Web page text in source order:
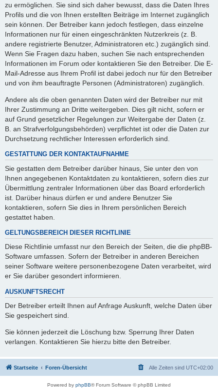
zu ermöglichen. Sie sind sich daher bewusst, dass die Daten Ihres
Profils und die von Ihnen erstellten Beiträge im Internet zugänglich
sein können. Der Betreiber kann jedoch festlegen, dass einzelne
Informationen nur für einen eingeschränkten Nutzerkreis (z. B.
andere registrierte Benutzer, Administratoren etc.) zugänglich sind.
Wenn Sie Fragen dazu haben, suchen Sie nach entsprechenden
Informationen im Forum oder kontaktieren Sie den Betreiber. Die E-
Mail-Adresse aus Ihrem Profil ist dabei jedoch nur für den Betreiber
und von ihm beauftragte Personen (Administratoren) zugänglich.
Andere als die oben genannten Daten wird der Betreiber nur mit
Ihrer Zustimmung an Dritte weitergeben. Dies gilt nicht, sofern er
auf Grund gesetzlicher Regelungen zur Weitergabe der Daten (z.
B. an Strafverfolgungsbehörden) verpflichtet ist oder die Daten zur
Durchsetzung rechtlicher Interessen erforderlich sind.
GESTATTUNG DER KONTAKTAUFNAHME
Sie gestatten dem Betreiber darüber hinaus, Sie unter den von
Ihnen angegebenen Kontaktdaten zu kontaktieren, sofern dies zur
Übermittlung zentraler Informationen über das Board erforderlich
ist. Darüber hinaus dürfen er und andere Benutzer Sie
kontaktieren, sofern Sie dies in Ihrem persönlichen Bereich
gestattet haben.
GELTUNGSBEREICH DIESER RICHTLINIE
Diese Richtlinie umfasst nur den Bereich der Seiten, die die phpBB-
Software umfassen. Sofern der Betreiber in anderen Bereichen
seiner Software weitere personenbezogene Daten verarbeitet, wird
er Sie darüber gesondert informieren.
AUSKUNFTSRECHT
Der Betreiber erteilt Ihnen auf Anfrage Auskunft, welche Daten über
Sie gespeichert sind.
Sie können jederzeit die Löschung bzw. Sperrung Ihrer Daten
verlangen. Kontaktieren Sie hierzu bitte den Betreiber.
Startseite Foren-Übersicht Alle Zeiten sind UTC+02:00
Powered by phpBB® Forum Software © phpBB Limited